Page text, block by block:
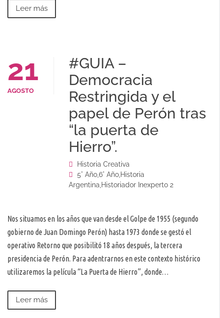
Leer más
21
AGOSTO
#GUIA –
Democracia
Restringida y el
papel de Perón tras
“la puerta de
Hierro”.
Historia Creativa
5° Año,6° Año,Historia
Argentina,Historiador Inexperto 2
Nos situamos en los años que van desde el Golpe de 1955 (segundo
gobierno de Juan Domingo Perón) hasta 1973 donde se gestó el
operativo Retorno que posibilitó 18 años después, la tercera
presidencia de Perón. Para adentrarnos en este contexto histórico
utilizaremos la película “La Puerta de Hierro”, donde…
Leer más